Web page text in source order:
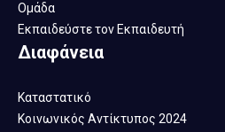
Ομάδα
Εκπαιδεύστε τον Εκπαιδευτή
Διαφάνεια
Καταστατικό
Κοινωνικός Αντίκτυπος 2024